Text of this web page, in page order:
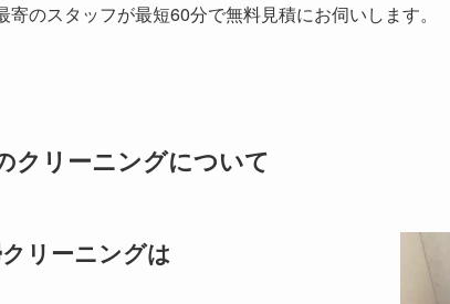
寄のスタッフが最短60分で無料見積にお伺いします。
クリーニングについて
リーニングは